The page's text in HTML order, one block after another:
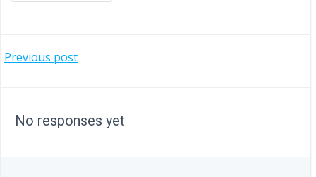
POST
Previous post
No responses yet